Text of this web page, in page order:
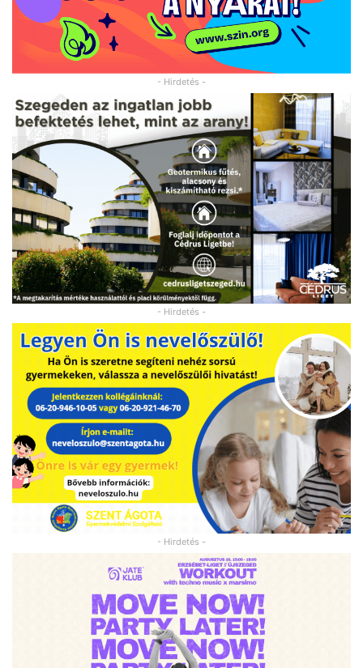
- Hirdetés -
- Hirdetés -
- Hirdetés -